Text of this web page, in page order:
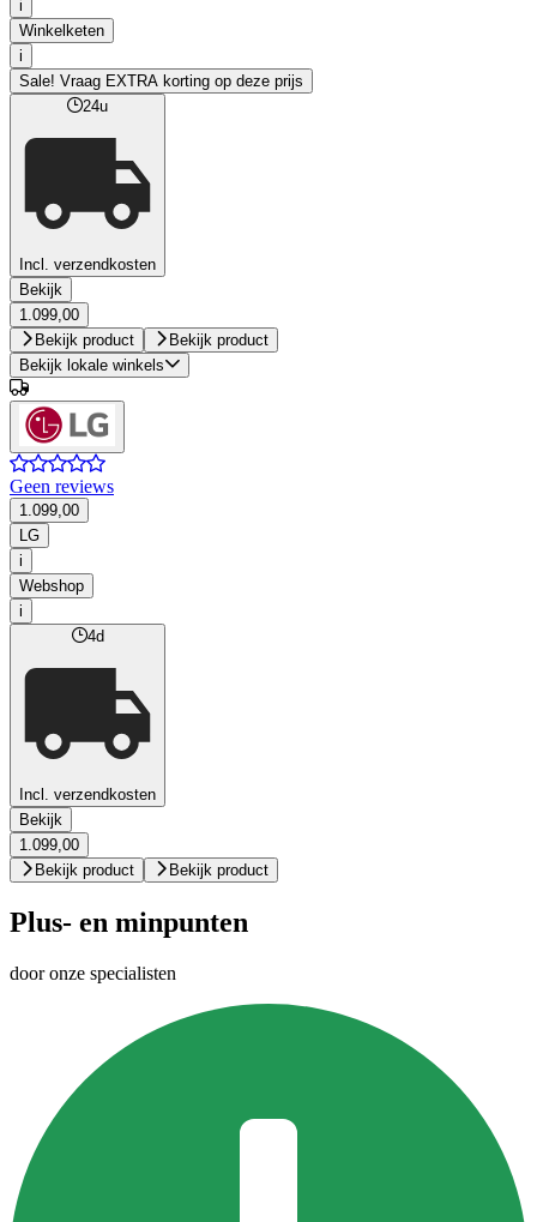
i
Winkelketen
i
Sale! Vraag EXTRA korting op deze prijs
24u
Incl. verzendkosten
Bekijk
1.099,00
Bekijk product
Bekijk product
Bekijk lokale winkels
Geen reviews
1.099,00
LG
i
Webshop
i
4d
Incl. verzendkosten
Bekijk
1.099,00
Bekijk product
Bekijk product
Plus- en minpunten
door onze specialisten